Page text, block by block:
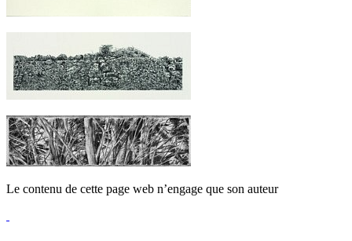
Le contenu de cette page web n’engage que son auteur